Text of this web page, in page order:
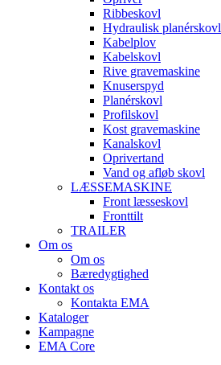
Ribbeskovl
Hydraulisk planérskovl
Kabelplov
Kabelskovl
Rive gravemaskine
Knuserspyd
Planérskovl
Profilskovl
Kost gravemaskine
Kanalskovl
Oprivertand
Vand og afløb skovl
LÆSSEMASKINE
Front læsseskovl
Fronttilt
TRAILER
Om os
Om os
Bæredygtighed
Kontakt os
Kontakta EMA
Kataloger
Kampagne
EMA Core